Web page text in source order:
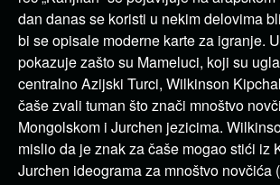
dan danas se koristi u nekim delovima
bi se opisale moderne karte za igranje.
pokazuje zašto su Mameluci, koji su
centralno Azijski Turci, Wilkinson
čaše zvali tuman što znači mnoštvo
Mongolskom i Jurchen jezicima.
mislio da je znak za čaše mogao stići iz
Jurchen ideograma za mnoštvo novčića